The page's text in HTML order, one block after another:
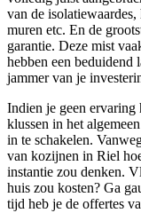
van de
muren etc. En de
garantie. Deze mist
hebben een beduidend
jammer van je
Indien je geen ervaring
klussen in het
in te schakelen.
van kozijnen in Riel
instantie zou denken.
huis zou kosten? Ga
tijd heb je de offertes